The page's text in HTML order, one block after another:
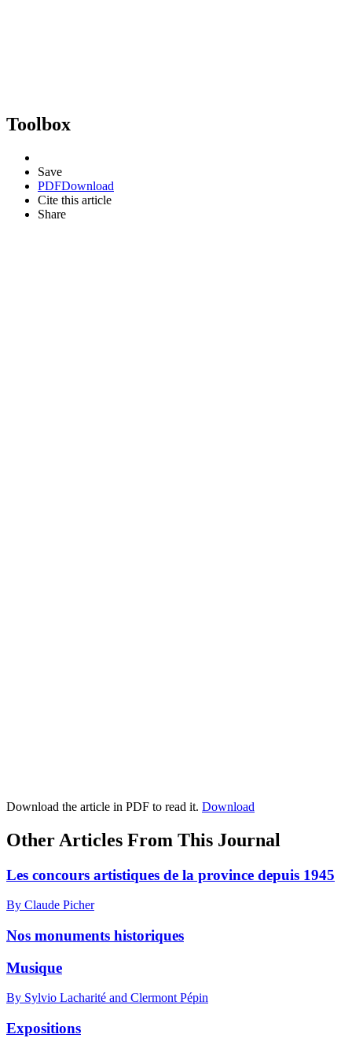
Toolbox
Save
PDFDownload
Cite this article
Share
Download the article in PDF to read it. Download
Other Articles From This Journal
Les concours artistiques de la province depuis 1945
By Claude Picher
Nos monuments historiques
Musique
By Sylvio Lacharité and Clermont Pépin
Expositions